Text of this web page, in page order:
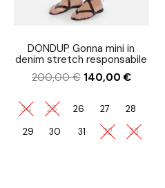
DONDUP Gonna mini in
denim stretch responsabile
200,00€ 140,00€
34 25 26 27
28
29
30 31 32 33